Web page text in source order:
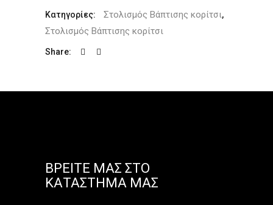
Κατηγορίες: Στολισμός Βάπτισης κορίτσι,
Στολισμός Βάπτισης κορίτσι
Share:
ΒΡΕΊΤΕ ΜΑΣ ΣΤΟ
ΚΑΤΆΣΤΗΜΑ ΜΑΣ